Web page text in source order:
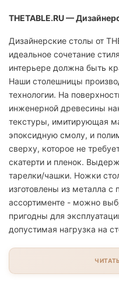
THETABLE.RU —
Дизайнерские столы от
идеальное сочетание
интерьере должна быть
Наши столешницы
технологии. На
инженерной древесины
текстуры, имитирующая
эпоксидную смолу, и
сверху, которое не
скатерти и пленок.
тарелки/чашки. Ножки
изготовлены из металла с
ассортименте - можно
пригодны для
допустимая нагрузка на